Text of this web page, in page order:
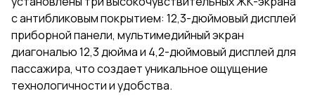
с антибликовым покрытием: 12,3-дюймовый дисплей
приборной панели, мультимедийный экран
диагональю 12,3 дюйма и 4,2-дюймовый дисплей для
пассажира, что создает уникальное ощущение
технологичности и удобства.